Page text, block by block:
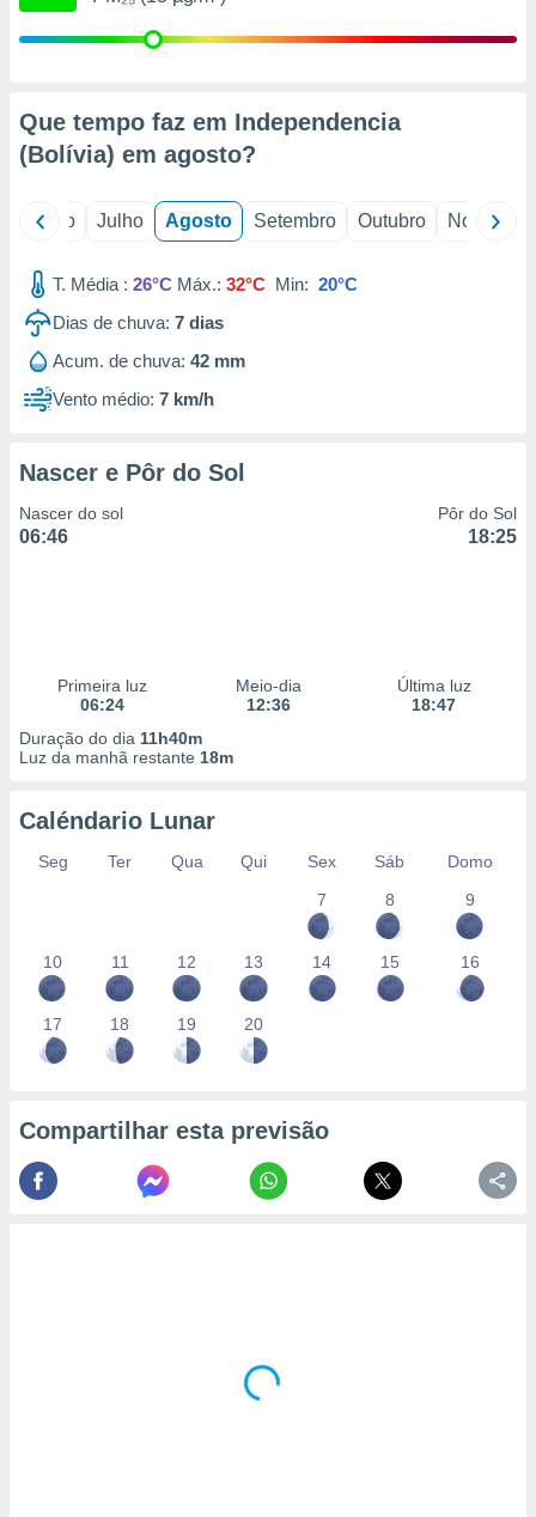
estudos
de
1199
Que tempo faz em Independencia
(Bolívia) em agosto?
Junho Julho Agosto Setembro Outubro Novembro
T. Média : 26°C Máx.: 32°C Min: 20°C
Dias de chuva: 7 dias
Acum. de chuva: 42 mm
Vento médio: 7 km/h
Nascer e Pôr do Sol
Nascer do sol
06:46
Pôr do Sol
18:25
Primeira luz
06:24
Meio-dia
12:36
Última luz
18:47
Duração do dia 11h40m
Luz da manhã restante 18m
Caléndario Lunar
Seg Ter Qua Qui Sex Sáb
Domo
7
8 9
10 11 12 13 14 15 16
17 18 19 20
Compartilhar esta previsão